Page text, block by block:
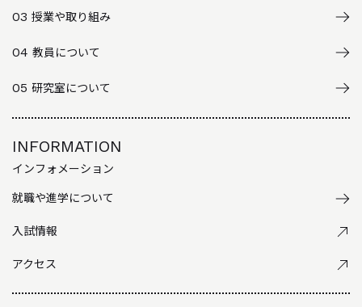
03 授業や取り組み
04 教員について
05 研究室について
INFORMATION
インフォメーション
就職や進学について
入試情報
アクセス